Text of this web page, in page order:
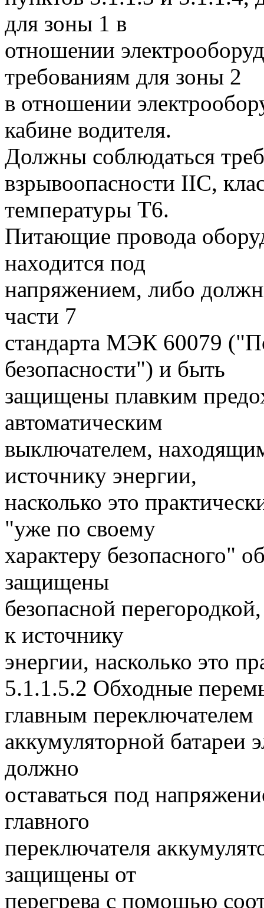
для зоны 1 в
отношении
требованиям для зоны 2
в отношении
кабине водителя.
Должны соблюдаться
взрывоопасности IIС,
температуры Т6.
Питающие провода
находится под
напряжением, либо
части 7
стандарта МЭК 60079
безопасности") и быть
защищены плавким
автоматическим
выключателем,
источнику энергии,
насколько это
"уже по своему
характеру безопасного"
защищены
безопасной
к источнику
энергии, насколько это
5.1.1.5.2 Обходные
главным переключателем
аккумуляторной батареи
должно
оставаться под
главного
переключателя
защищены от
перегрева с помощью